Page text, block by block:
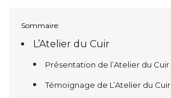
Sommaire:
L’Atelier du Cuir
Présentation de l’Atelier du Cuir
Témoignage de L’Atelier du Cuir